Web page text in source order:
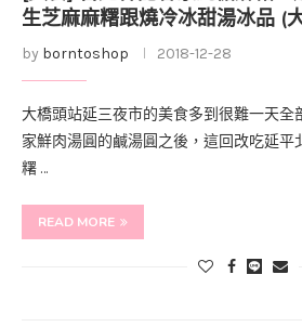
生芝麻麻糬跟燒冷冰甜湯冰品 (
by borntoshop 2018-12-28
大橋頭站延三夜市的美食多到很難一天全
家鮮肉湯圓的鹹湯圓之後，這回改吃延平
糬 …
READ MORE